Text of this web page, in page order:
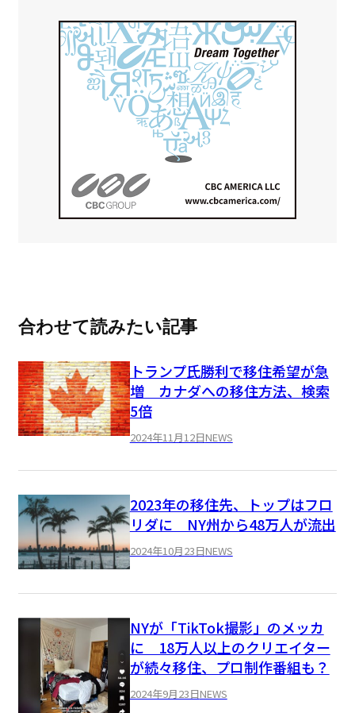
合わせて読みたい記事
トランプ氏勝利で移住希望が急
増 カナダへの移住方法、検索
5倍
2024年11月12日NEWS
2023年の移住先、トップはフロ
リダに NY州から48万人が流出
2024年10月23日NEWS
NYが「TikTok撮影」のメッカ
に 18万人以上のクリエイター
が続々移住、プロ制作番組も？
2024年9月23日NEWS